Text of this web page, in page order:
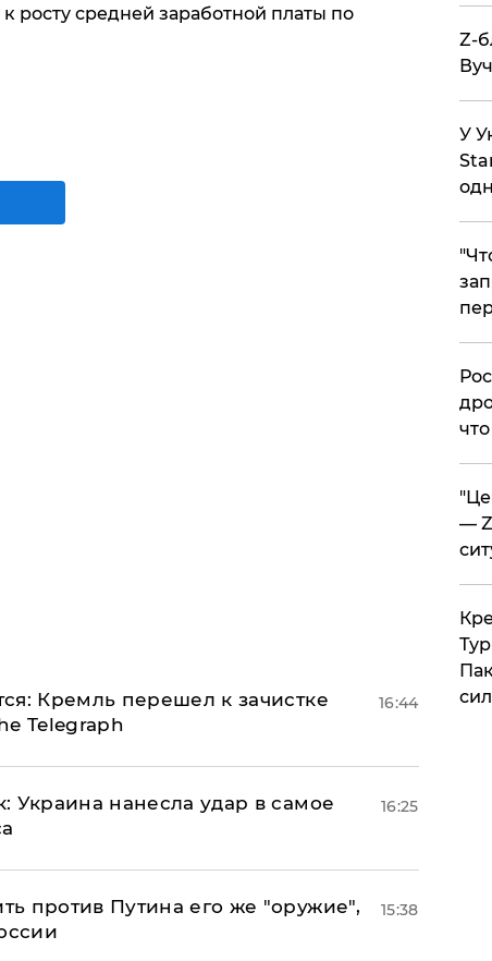
росту средней заработной платы по
Кремль перешел к зачистке
Telegraph
16:44
Украина нанесла удар в самое
16:25
против Путина его же "оружие",
15:38
Z-
У
—